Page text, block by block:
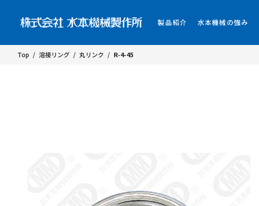
製品紹介 水本機械の強み
Top / 溶接リング / 丸リンク / R-4-45